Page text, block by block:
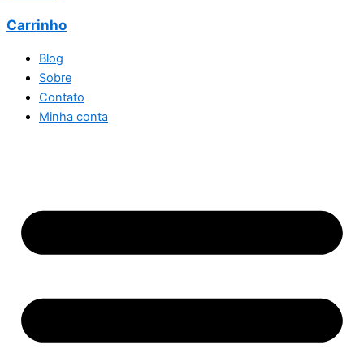
Carrinho
Blog
Sobre
Contato
Minha conta